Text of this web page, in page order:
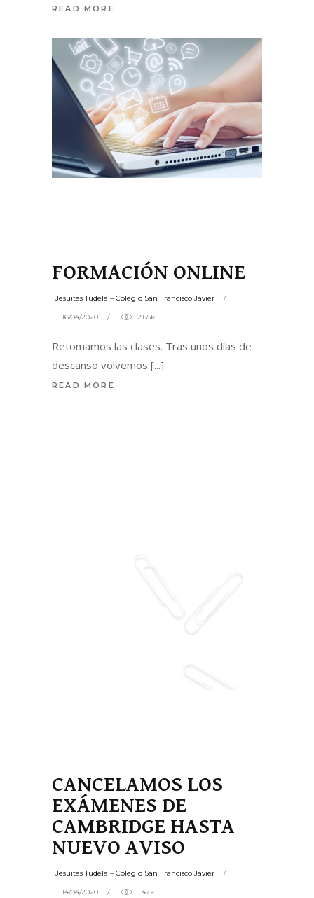
READ MORE
FORMACIÓN ONLINE
Jesuitas Tudela – Colegio San Francisco Javier
16/04/2020 2.85k
Retomamos las clases. Tras unos días de
descanso volvemos
READ MORE
CANCELAMOS LOS
EXÁMENES DE
CAMBRIDGE HASTA
NUEVO AVISO
Jesuitas Tudela – Colegio San Francisco Javier
14/04/2020 1.47k